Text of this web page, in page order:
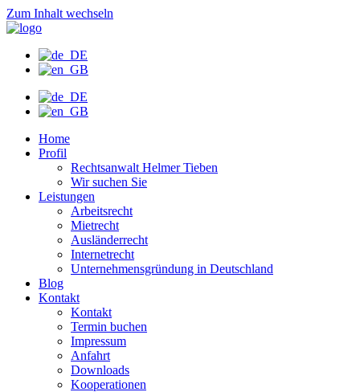
Zum Inhalt wechseln
Home
Profil
Rechtsanwalt Helmer Tieben
Wir suchen Sie
Leistungen
Arbeitsrecht
Mietrecht
Ausländerrecht
Internetrecht
Unternehmensgründung in Deutschland
Blog
Kontakt
Kontakt
Termin buchen
Impressum
Anfahrt
Downloads
Kooperationen